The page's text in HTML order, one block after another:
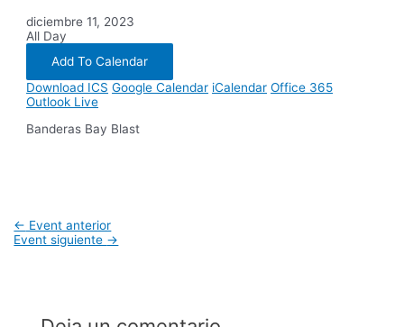
diciembre 11, 2023
All Day
Add To Calendar
Download ICS Google Calendar iCalendar Office 365
Outlook Live
Banderas Bay Blast
Navegación
de
← Event anterior
Event siguiente →